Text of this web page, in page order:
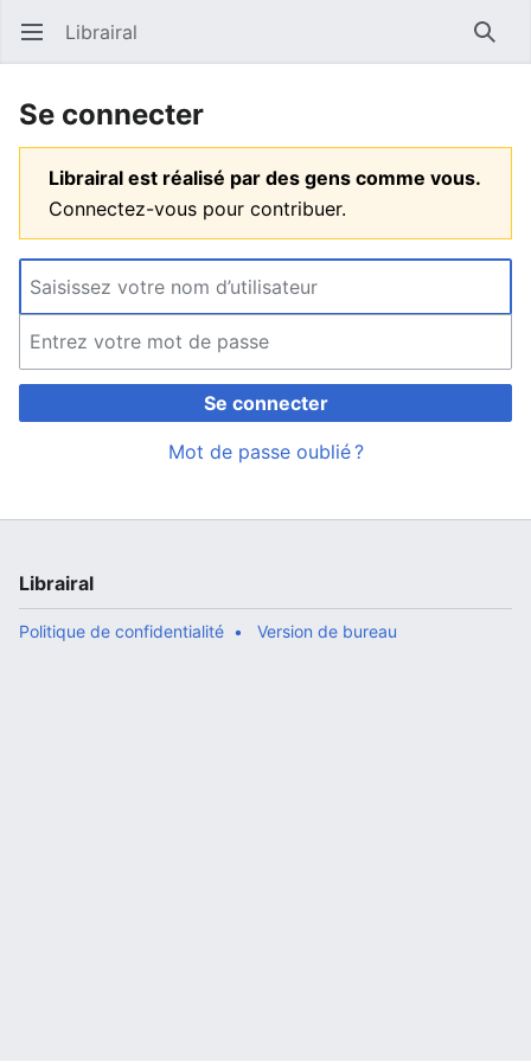
Ouvrir le menu principal Librairal
Se connecter
Librairal est réalisé par des gens comme vous.
Connectez-vous pour contribuer.
Se connecter
Mot de passe oublié ?
Librairal
Politique de confidentialité Version de bureau